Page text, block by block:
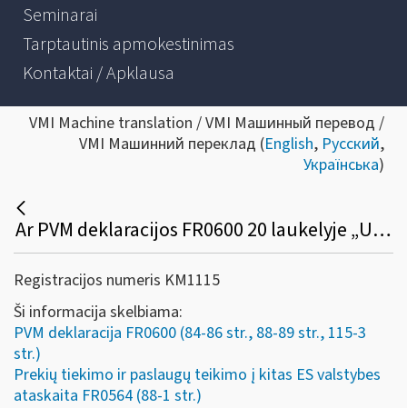
Seminarai
Tarptautinis apmokestinimas
Kontaktai / Apklausa
VMI Machine translation / VMI Машинный перевод /
VMI Машинний переклад (English, Русский,
Українська)
Ar PVM deklaracijos FR0600 20 laukelyje „Už Lietuvos ribų įvykę sandoriai (ne PVM objektas Lietuvoje)“ nurodyta suma privalo sutapti su prekių tiekimo ir paslaugų teikimo į kitas ES valstybes nares ataskaitos FR0564 18 laukelio „Paslaugų vertė“ suma?
Registracijos numeris KM1115
Ši informacija skelbiama:
PVM deklaracija FR0600 (84-86 str., 88-89 str., 115-3
str.)
Prekių tiekimo ir paslaugų teikimo į kitas ES valstybes
ataskaita FR0564 (88-1 str.)